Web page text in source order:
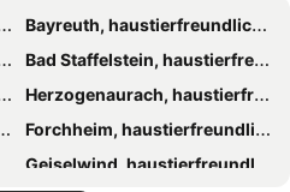
Hotel Andres
Hotel - Restaurant Erich Rödiger
Center Hotel Drive Inn
Blaue Grotte & Frankenhotel
Hotel Sonnenblick
Bayreuth, haustierfreundliche Hotels
Bad Staffelstein, haustierfreundliche Hotels
Herzogenaurach, haustierfreundliche Hotels
Forchheim, haustierfreundliche Hotels
Geiselwind, haustierfreundliche Hotels